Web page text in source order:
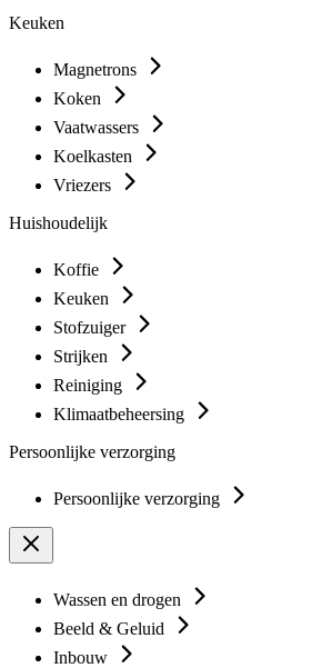
Keuken
Magnetrons
Koken
Vaatwassers
Koelkasten
Vriezers
Huishoudelijk
Koffie
Keuken
Stofzuiger
Strijken
Reiniging
Klimaatbeheersing
Persoonlijke verzorging
Persoonlijke verzorging
Wassen en drogen
Beeld & Geluid
Inbouw